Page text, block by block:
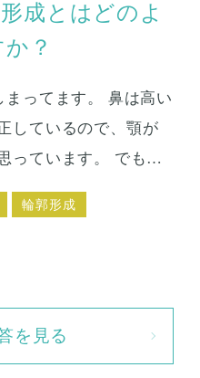
成とはどのよ
？
ってます。 鼻は高い
しているので、顎が
っています。 でも自
ンスから見て、どの
がよくわかりませ
顎が丸いときにどの
輪郭形成
を見る